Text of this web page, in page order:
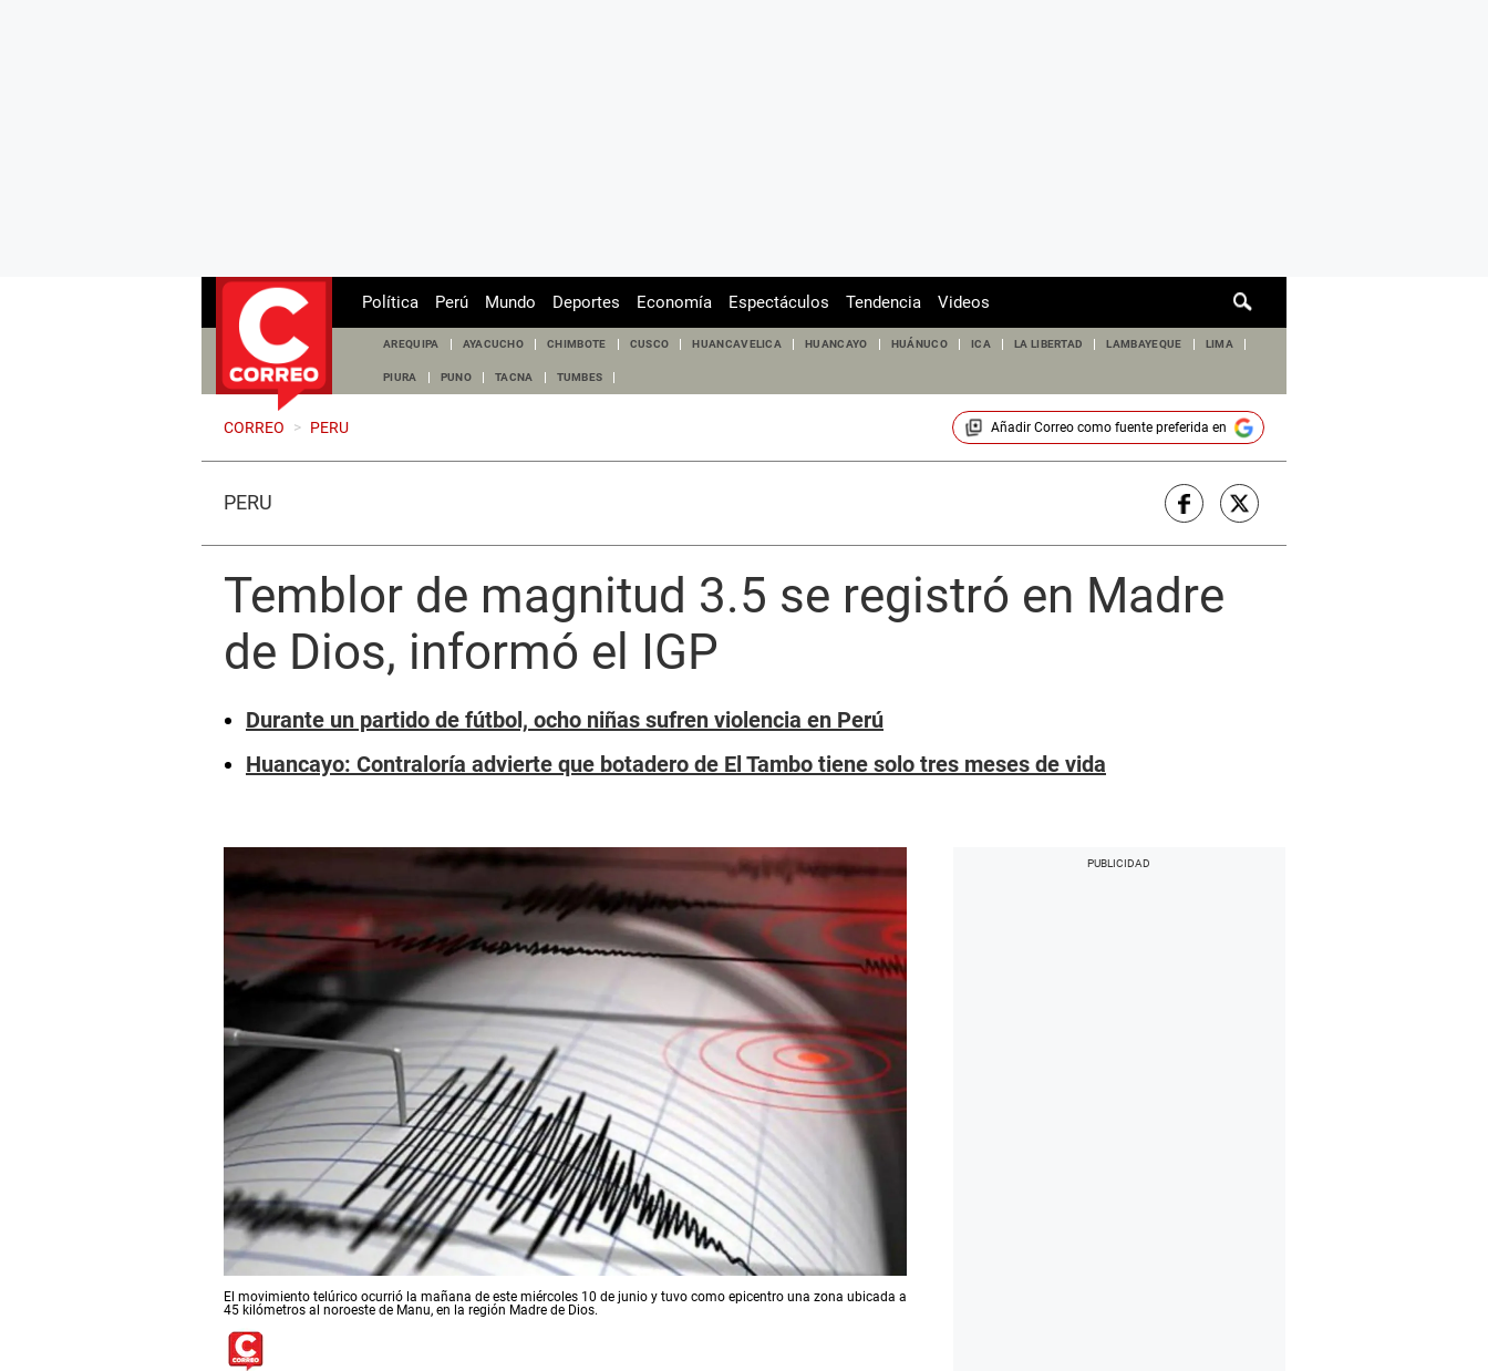
de
Política Perú Mundo Deportes Economía Espectáculos Tendencia Videos
AREQUIPA AYACUCHO CHIMBOTE CUSCO HUANCAVELICA HUANCAYO HUÁNUCO ICA LA LIBERTAD LAMBAYEQUE LIMA
PIURA PUNO TACNA TUMBES
CORREO > PERU Añadir Correocomo fuente preferida en
PERÚ
Temblor de magnitud 3.5 se registró en Madre
de Dios, informó el IGP
Durante un partido de fútbol, ocho niñas sufren violencia en Perú
Huancayo: Contraloría advierte que botadero de El Tambo tiene solo tres meses de vida
El movimiento telúrico ocurrió la mañana de este miércoles 10 de junio y tuvo como epicentro una zona ubicada a
45 kilómetros al noroeste de Manu, en la región Madre de Dios.